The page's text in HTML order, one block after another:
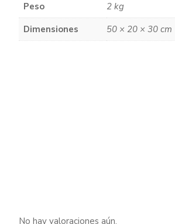
Peso
2 kg
Dimensiones
50 × 20 × 30 cm
No hay valoraciones aún.